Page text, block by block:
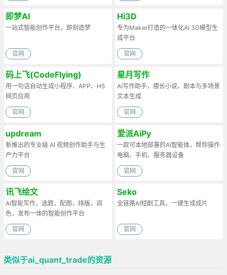
即梦AI
一站式智能创作平台，即刻造梦
官网
Hi3D
专为Maker打造的一体化AI 3D模型生
成平台
官网
码上飞(CodeFlying)
用一句话自动生成小程序、APP、H5
网页应用
官网
星月写作
AI写作助手，擅长小说、剧本与多场景
文本生成
官网
updream
新推出的专业级 AI 视频创作助手与生
产力平台
官网
爱派AiPy
一款可本地部署的AI智能体，帮你操作
电脑、手机、服务器设备
官网
讯飞绘文
AI智能写作，选题，配图，排版，润
色，发布一体的智能创作平台
官网
Seko
全链路AI短剧工具，一键生成成片
官网
类似于ai_quant_trade的资源